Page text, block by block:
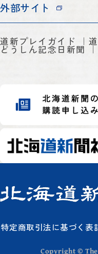
外部サイト
道新プレイガイド
どうしん記念日新聞
特定商取引法に基づく表
Copyright ©